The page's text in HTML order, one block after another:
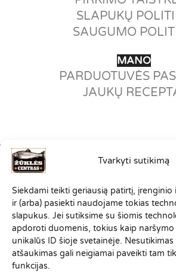
Tvarkyti sutikimą
Siekdami teikti geriausią patirtį,
ir (arba) pasiekti naudojame tokias
slapukus. Jei sutiksime su šiomis
apdoroti duomenis, tokius kaip naršymo
unikalūs ID šioje svetainėje.
atšaukimas gali neigiamai paveikti tam
funkcijas.
SLAPUKŲ
SAUGUMO
MANO
PARDUOTUVĖS
JAUKŲ
VISOS TEISĖS
ZUKLESCENTRAS.LT
SPORTINĖS ŽŪKLĖS
"ŽVEJONYS"